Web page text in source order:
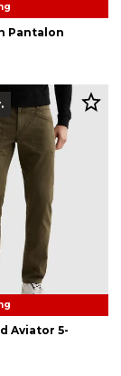
Pantalon
Aviator 5-